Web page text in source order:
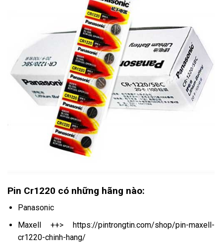
Pin Cr1220 có những hãng nào:
Panasonic
Maxell ++> https://pintrongtin.com/shop/pin-maxell-
cr1220-chinh-hang/